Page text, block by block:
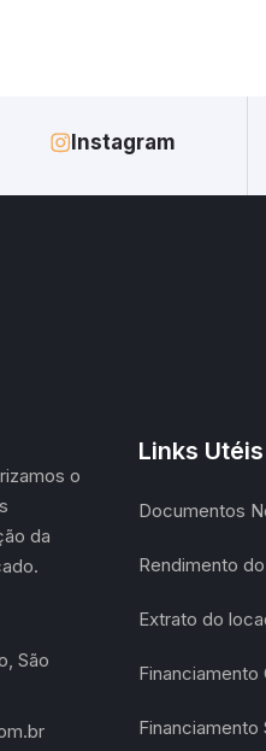
Instagram
o
da
São
Links Utéis
Documentos
Rendimento
Extrato do
Financiamento
Financiamento